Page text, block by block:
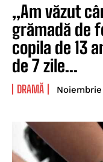
„Am văzut
grămadă de
copila de 13
de 7 zile...
DRAMĂ